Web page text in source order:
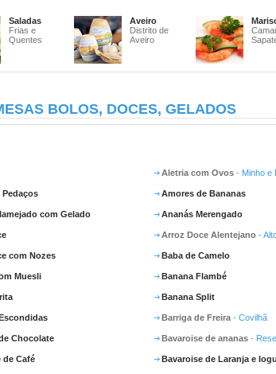
Saladas
Frias e
Quentes
Aveiro
Distrito de
Aveiro
BOLOS, DOCES, GELADOS
Aletria com Ovos - Minho e
Amores de Bananas
com Gelado Ananás Merengado
Arroz Doce Alentejano -
com Nozes Baba de Camelo
Muesli Banana Flambé
Banana Split
Barriga de Freira - Covilhã
Chocolate Bavaroise de ananas -
de Café Bavaroise de Laranja e